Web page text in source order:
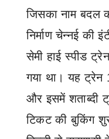
जिसका नाम बदल
निर्माण चेन्नई की
सेमी हाई स्पीड
गया था। यह ट्रेन
और इसमें शताब्दी
टिकट की बुकिंग